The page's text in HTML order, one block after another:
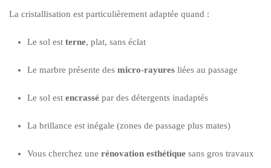
La cristallisation est particulièrement adaptée quand :
Le sol est terne, plat, sans éclat
Le marbre présente des micro-rayures liées au passage
Le sol est encrassé par des détergents inadaptés
La brillance est inégale (zones de passage plus mates)
Vous cherchez une rénovation esthétique sans gros travaux